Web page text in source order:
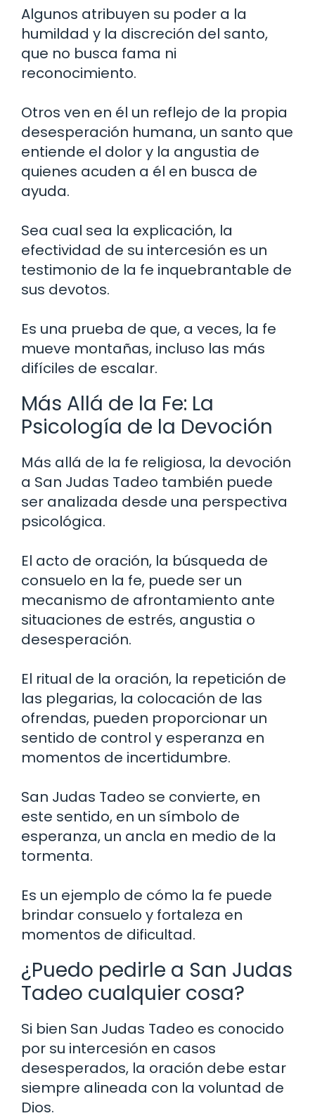
Algunos atribuyen su poder a la
humildad y la discreción del santo,
que no busca fama ni
reconocimiento.
Otros ven en él un reflejo de la propia
desesperación humana, un santo que
entiende el dolor y la angustia de
quienes acuden a él en busca de
ayuda.
Sea cual sea la explicación, la
efectividad de su intercesión es un
testimonio de la fe inquebrantable de
sus devotos.
Es una prueba de que, a veces, la fe
mueve montañas, incluso las más
difíciles de escalar.
Más Allá de la Fe: La
Psicología de la Devoción
Más allá de la fe religiosa, la devoción
a San Judas Tadeo también puede
ser analizada desde una perspectiva
psicológica.
El acto de oración, la búsqueda de
consuelo en la fe, puede ser un
mecanismo de afrontamiento ante
situaciones de estrés, angustia o
desesperación.
El ritual de la oración, la repetición de
las plegarias, la colocación de las
ofrendas, pueden proporcionar un
sentido de control y esperanza en
momentos de incertidumbre.
San Judas Tadeo se convierte, en
este sentido, en un símbolo de
esperanza, un ancla en medio de la
tormenta.
Es un ejemplo de cómo la fe puede
brindar consuelo y fortaleza en
momentos de dificultad.
¿Puedo pedirle a San Judas
Tadeo cualquier cosa?
Si bien San Judas Tadeo es conocido
por su intercesión en casos
desesperados, la oración debe estar
siempre alineada con la voluntad de
Dios.